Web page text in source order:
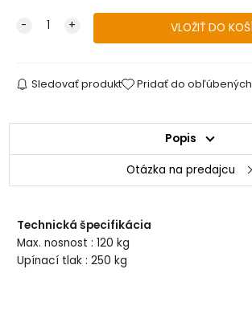
Sledovať produkt Pridať do obľúbených
Popis
Otázka na predajcu
Technická špecifikácia
Max. nosnost : 120 kg
Upínací tlak : 250 kg